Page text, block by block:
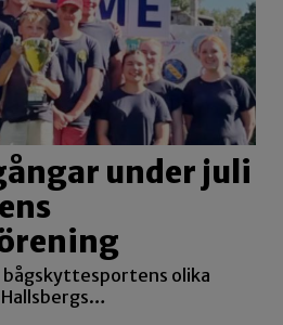
under juli
bågskyttesportens olika